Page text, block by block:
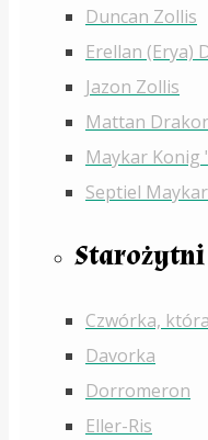
Duncan Zollis
Erellan (Erya)
Jazon Zollis
Mattan
Maykar Konig
Septiel
Starożytni
Czwórka,
Davorka
Dorromeron
Eller-Ris